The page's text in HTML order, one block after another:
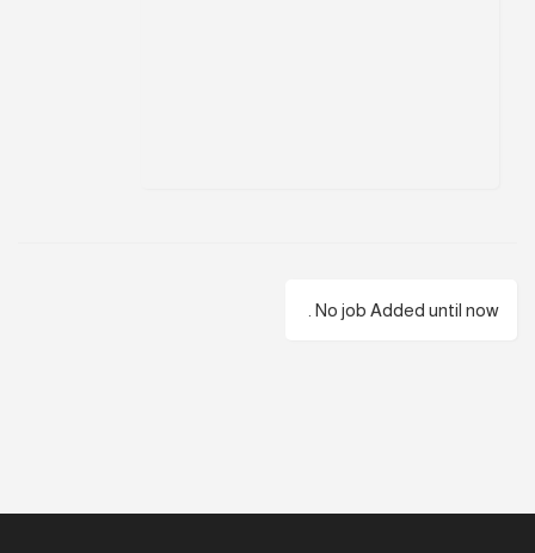
No job Added until now .